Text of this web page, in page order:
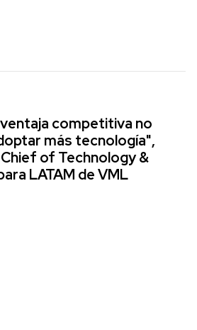
competitiva no
más tecnología",
of Technology &
LATAM de VML